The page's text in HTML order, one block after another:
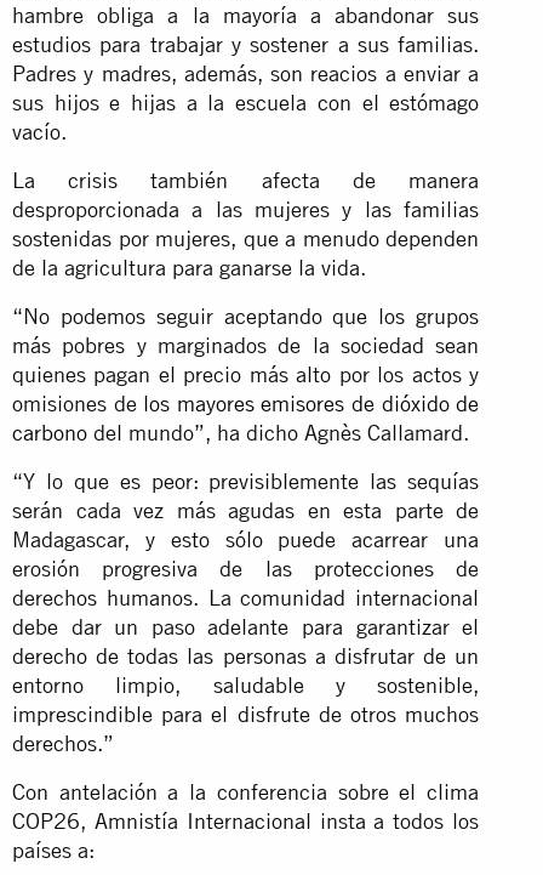
hambre obliga a la mayoría a abandonar sus
estudios para trabajar y sostener a sus familias.
Padres y madres, además, son reacios a enviar a
sus hijos e hijas a la escuela con el estómago
vacío.
La crisis también afecta de manera
desproporcionada a las mujeres y las familias
sostenidas por mujeres, que a menudo dependen
de la agricultura para ganarse la vida.
“No podemos seguir aceptando que los grupos
más pobres y marginados de la sociedad sean
quienes pagan el precio más alto por los actos y
omisiones de los mayores emisores de dióxido de
carbono del mundo”, ha dicho Agnès Callamard.
“Y lo que es peor: previsiblemente las sequías
serán cada vez más agudas en esta parte de
Madagascar, y esto sólo puede acarrear una
erosión progresiva de las protecciones de
derechos humanos. La comunidad internacional
debe dar un paso adelante para garantizar el
derecho de todas las personas a disfrutar de un
entorno limpio, saludable y sostenible,
imprescindible para el disfrute de otros muchos
derechos.”
Con antelación a la conferencia sobre el clima
COP26, Amnistía Internacional insta a todos los
países a: